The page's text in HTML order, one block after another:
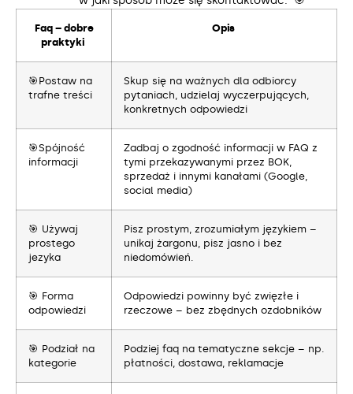
Faq – dobre
praktyki
Opis
🎯Postaw na
trafne treści
Skup się na ważnych dla odbiorcy
pytaniach, udzielaj wyczerpujących,
konkretnych odpowiedzi
🎯Spójność
informacji
Zadbaj o zgodność informacji w FAQ z
tymi przekazywanymi przez BOK,
sprzedaż i innymi kanałami (Google,
social media)
🎯 Używaj
prostego
jezyka
Pisz prostym, zrozumiałym językiem –
unikaj żargonu, pisz jasno i bez
niedomówień.
🎯 Forma
odpowiedzi
Odpowiedzi powinny być zwięzłe i
rzeczowe – bez zbędnych ozdobników
🎯 Podział na
kategorie
Podziej faq na tematyczne sekcje – np.
płatności, dostawa, reklamacje